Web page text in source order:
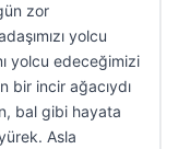
zor
yolcu
yolcu edeceğimizi
bir incir ağacıydı
bal gibi hayata
Asla